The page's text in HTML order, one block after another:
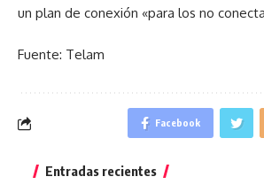
un plan de conexión «para los no
Fuente: Telam
Facebook
Entradas recientes